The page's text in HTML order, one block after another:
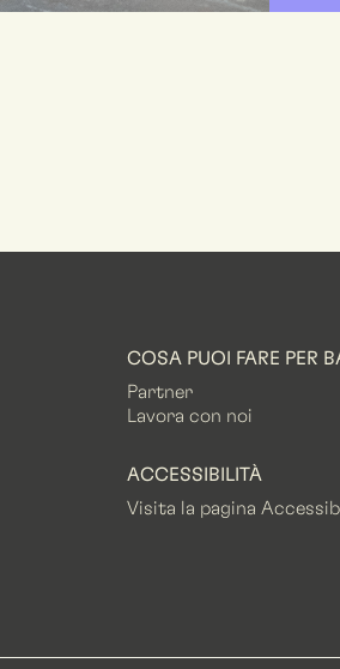
COSA PUOI FARE PER
Partner
Lavora con noi
ACCESSIBILITÀ
Visita la pagina